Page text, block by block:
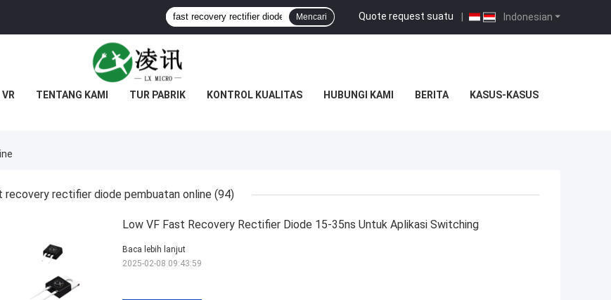
Indonesian
Quote request suatu |
Mencari
TENTANG KAMI TUR PABRIK KONTROL KUALITAS HUBUNGI KAMI BERITA KASUS-KASUS
recovery rectifier diode pembuatan online (94)
Low VF Fast Recovery Rectifier Diode 15-35ns Untuk Aplikasi Switching
Baca lebih lanjut
2025-02-08 09:43:59